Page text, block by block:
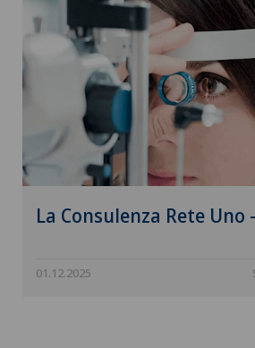
La Consulenza Rete Uno
01.12.2025